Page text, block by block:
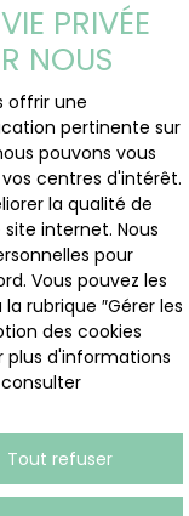
Si vous ne
vous pouvez
d'opposition
par l'article
sur le site
courrier
61311, 41013
de vos
notre
PRIVÉE
NOUS
offrir une
pertinente sur
pouvons vous
centres d'intérêt.
la qualité de
internet. Nous
pour
Vous pouvez les
rubrique ″Gérer les
des cookies
plus d'informations
Tout refuser